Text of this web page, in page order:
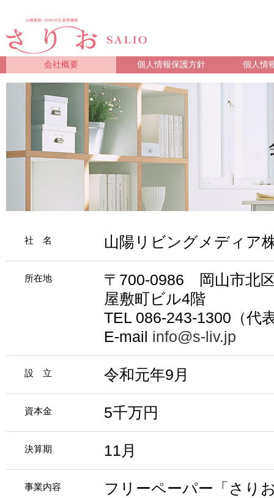
会社概要 個人情報保護方針 個人情
社 名 山陽リビングメディア
所在地
〒700-0986 岡山市北
屋敷町ビル4階
TEL 086-243-1300（
E-mail info@s-liv.jp
設 立 令和元年9月
資本金 5千万円
決算期 11月
事業内容
フリーペーパー「さり